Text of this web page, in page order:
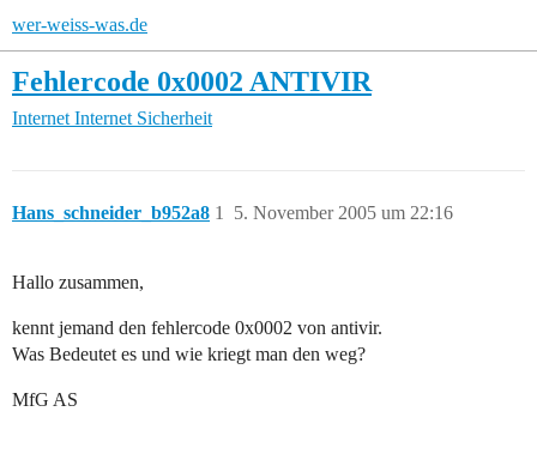
wer-weiss-was.de
Fehlercode 0x0002 ANTIVIR
Internet Internet Sicherheit
Hans_schneider_b952a8 5. November 2005 um 22:16
1
Hallo zusammen,
kennt jemand den fehlercode 0x0002 von antivir.
Was Bedeutet es und wie kriegt man den weg?
MfG AS